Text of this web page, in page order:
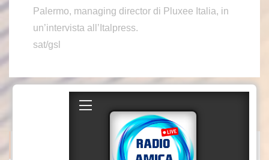
Palermo, managing director di Pluxee Italia, in
un’intervista all’Italpress.
sat/gsl
ITALPRESS NEWS